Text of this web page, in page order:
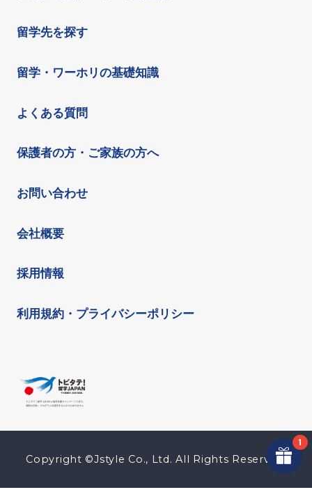
留学先を探す
留学・ワーホリの基礎知識
よくある質問
保護者の方・ご家族の方へ
お問い合わせ
会社概要
採用情報
利用規約・プライバシーポリシー
Copyright ©Jstyle Co., Ltd. All Rights Reserved.